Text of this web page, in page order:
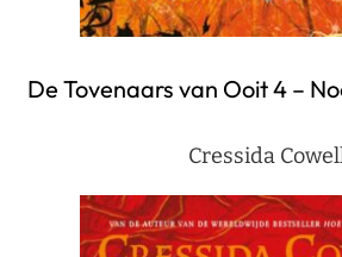
De Tovenaars van Ooit 4 –
Cressida